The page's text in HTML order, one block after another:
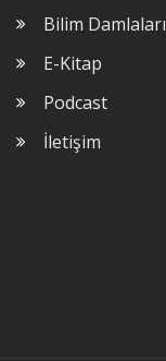
Bilim Damlaları
E-Kitap
Podcast
İletişim